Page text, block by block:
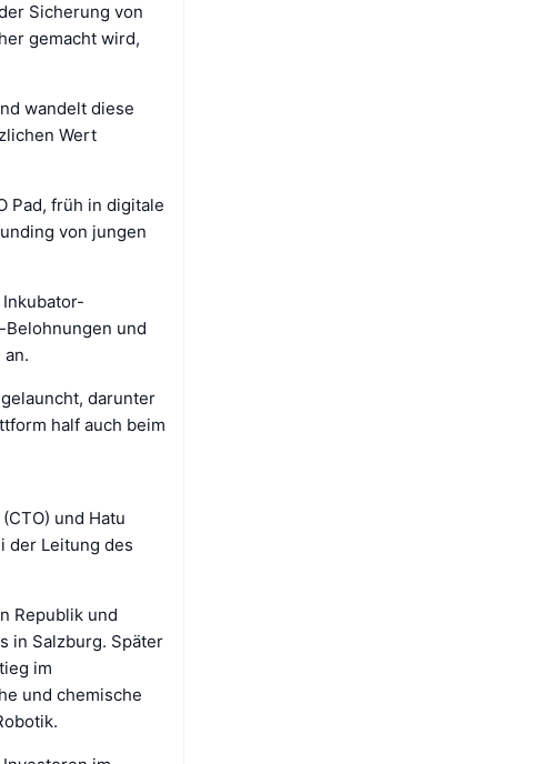
Sicherung von
gemacht wird,
wandelt diese
Wert
Pad, früh in digitale
von jungen
und
darunter
half auch beim
und Hatu
der Leitung des
Republik und
in Salzburg. Später
im
und chemische